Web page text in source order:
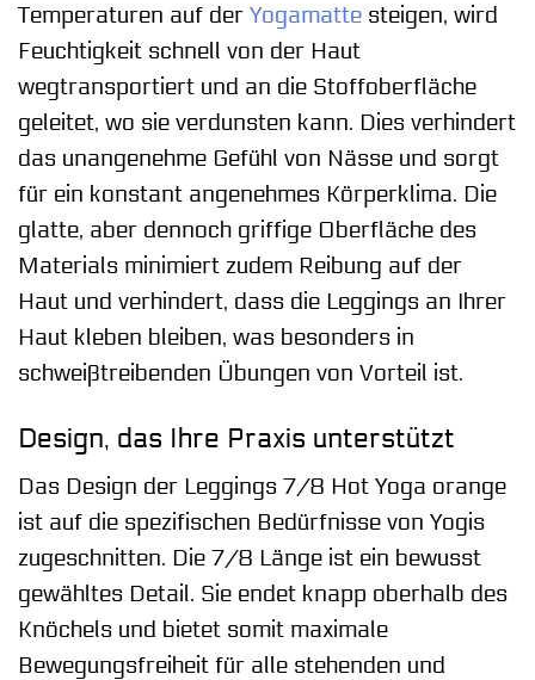
Temperaturen auf der Yogamatte steigen, wird
Feuchtigkeit schnell von der Haut
wegtransportiert und an die Stoffoberfläche
geleitet, wo sie verdunsten kann. Dies verhindert
das unangenehme Gefühl von Nässe und sorgt
für ein konstant angenehmes Körperklima. Die
glatte, aber dennoch griffige Oberfläche des
Materials minimiert zudem Reibung auf der
Haut und verhindert, dass die Leggings an Ihrer
Haut kleben bleiben, was besonders in
schweißtreibenden Übungen von Vorteil ist.
Design, das Ihre Praxis unterstützt
Das Design der Leggings 7/8 Hot Yoga orange
ist auf die spezifischen Bedürfnisse von Yogis
zugeschnitten. Die 7/8 Länge ist ein bewusst
gewähltes Detail. Sie endet knapp oberhalb des
Knöchels und bietet somit maximale
Bewegungsfreiheit für alle stehenden und